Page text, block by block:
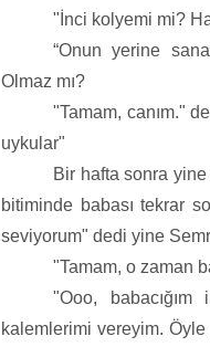
"İnci kolyemi mi?
“Onun yerine
Olmaz mı?
"Tamam, canım."
uykular"
Bir hafta sonra yine
bitiminde babası tekrar
seviyorum" dedi yine
"Tamam, o zaman
"Ooo,
kalemlerimi vereyim.